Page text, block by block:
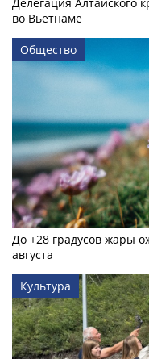
во Вьетнаме
Общество
До +28 градусов жары
августа
Культура